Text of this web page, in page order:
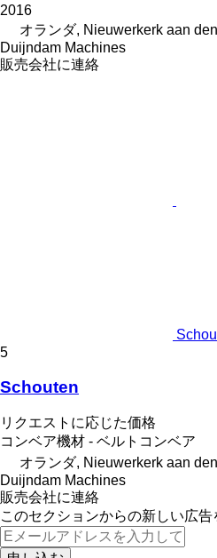
2016
オランダ, Nieuwerkerk aan
Duijndam Machines
販売会社に連絡
5
Schouten
リクエストに応じた価格
コンベア機材 - ベルトコンベア
オランダ, Nieuwerkerk aan
Duijndam Machines
販売会社に連絡
このセクションからの新しい広